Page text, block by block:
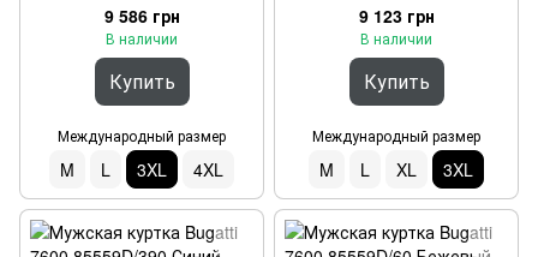
9 586 грн
В наличии
Купить
Международный размер
M L 3XL 4XL
9 123 грн
В наличии
Купить
Международный размер
M L XL 3XL